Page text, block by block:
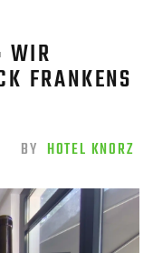
WIR
FRANKENS
BY HOTEL KNORZ